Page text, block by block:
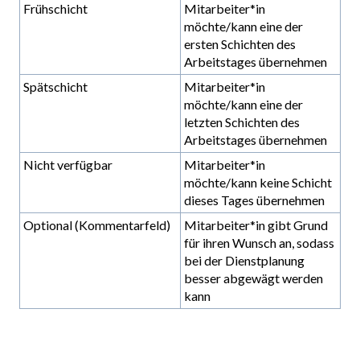
Frühschicht
Mitarbeiter*in
möchte/kann eine der
ersten Schichten des
Arbeitstages übernehmen
Spätschicht
Mitarbeiter*in
möchte/kann eine der
letzten Schichten des
Arbeitstages übernehmen
Nicht verfügbar
Mitarbeiter*in
möchte/kann keine Schicht
dieses Tages übernehmen
Optional (Kommentarfeld)
Mitarbeiter*in gibt Grund
für ihren Wunsch an, sodass
bei der Dienstplanung
besser abgewägt werden
kann